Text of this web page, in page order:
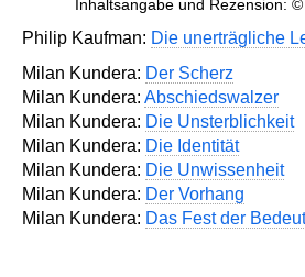
Inhaltsangabe und Rezension:
Philip Kaufman: Die unerträgliche
Milan Kundera: Der Scherz
Milan Kundera: Abschiedswalzer
Milan Kundera: Die Unsterblichkeit
Milan Kundera: Die Identität
Milan Kundera: Die Unwissenheit
Milan Kundera: Der Vorhang
Milan Kundera: Das Fest der